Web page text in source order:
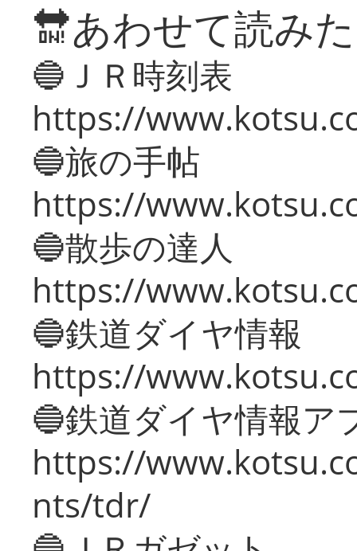
🔛あわせて読み
🔵ＪＲ時刻表
https://
🔵旅の手帖
https://
🔵散歩の達人
https://
🔵鉄道ダイヤ情報
https://
🔵鉄道ダイヤ情報ア
https://
nts/tdr/